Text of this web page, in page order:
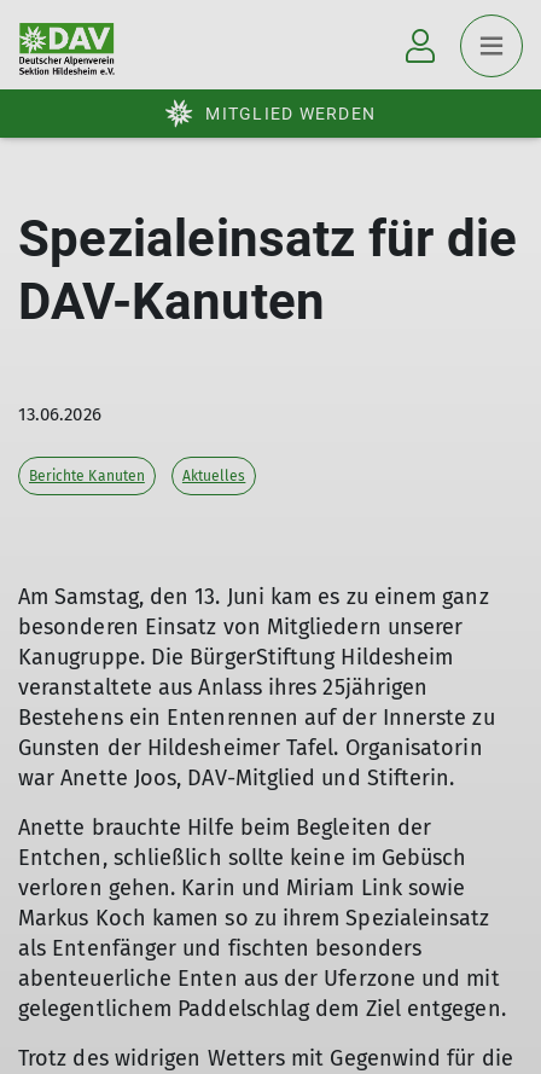
MITGLIED WERDEN
Spezialeinsatz für die
DAV-Kanuten
13.06.2026
Berichte Kanuten Aktuelles
Am Samstag, den 13. Juni kam es zu einem ganz
besonderen Einsatz von Mitgliedern unserer
Kanugruppe. Die BürgerStiftung Hildesheim
veranstaltete aus Anlass ihres 25jährigen
Bestehens ein Entenrennen auf der Innerste zu
Gunsten der Hildesheimer Tafel. Organisatorin
war Anette Joos, DAV-Mitglied und Stifterin.
Anette brauchte Hilfe beim Begleiten der
Entchen, schließlich sollte keine im Gebüsch
verloren gehen. Karin und Miriam Link sowie
Markus Koch kamen so zu ihrem Spezialeinsatz
als Entenfänger und fischten besonders
abenteuerliche Enten aus der Uferzone und mit
gelegentlichem Paddelschlag dem Ziel entgegen.
Trotz des widrigen Wetters mit Gegenwind für die